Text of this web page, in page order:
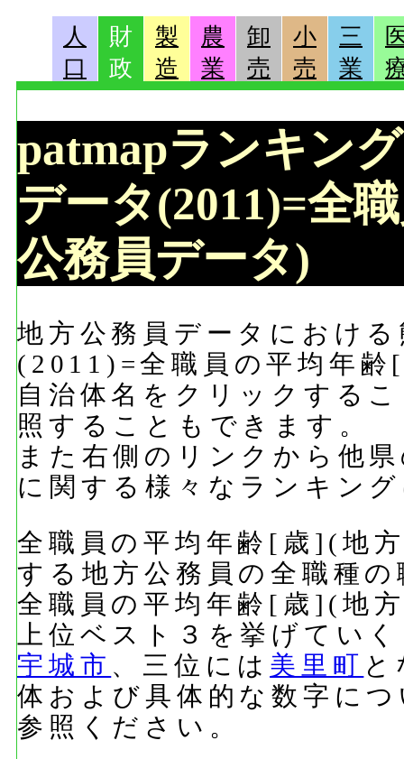
人
口
財
政
製
造
農
業
卸
売
小
売
三
業
patmapランキン
データ(2011)=全
公務員データ)
地方公務員データにおけ
(2011)=全職員の平均年
自治体名をクリックする
照することもできます。
また右側のリンクから他
に関する様々なランキン
全職員の平均年齢[歳](地
する地方公務員の全職種
全職員の平均年齢[歳](地
上位ベスト３を挙げてい
宇城市 、三位には 美里町
体および具体的な数字に
参照ください。